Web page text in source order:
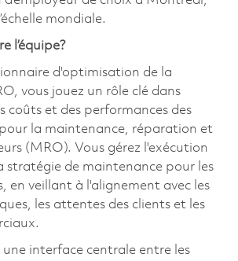
mondiale.
l’équipe?
d'optimisation de la
vous jouez un rôle clé dans
coûts et des performances des
la maintenance, réparation et
(MRO). Vous gérez l'exécution
stratégie de maintenance pour les
en veillant à l'alignement avec les
les attentes des clients et les
interface centrale entre les